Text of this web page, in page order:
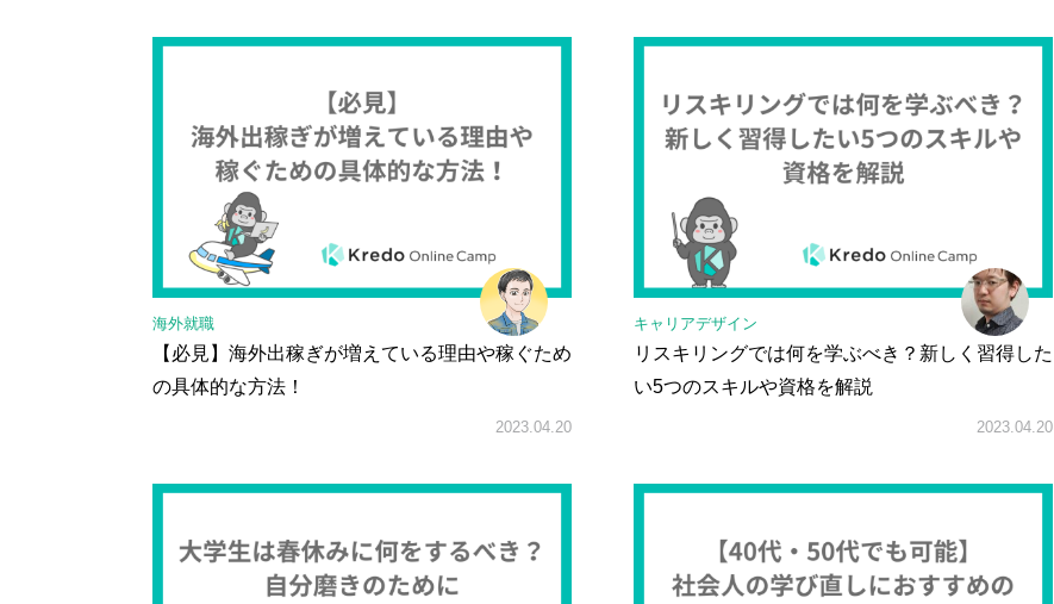
海外就職
【必見】海外出稼ぎが増えている理由や稼ぐため
の具体的な方法！
2023.04.20
キャリアデザイン
リスキリングでは何を学ぶべき？新しく習得した
い5つのスキルや資格を解説
2023.04.20